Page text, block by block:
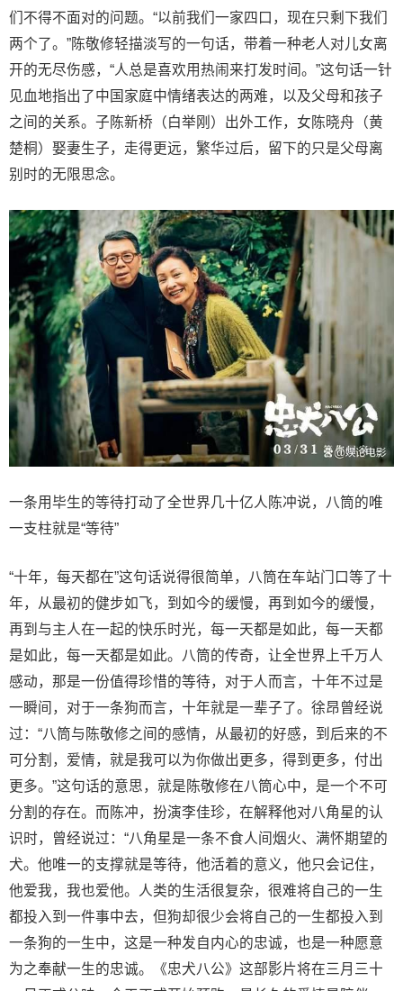
们不得不面对的问题。“以前我们一家四口，现在只剩下我们
两个了。”陈敬修轻描淡写的一句话，带着一种老人对儿女离
开的无尽伤感，“人总是喜欢用热闹来打发时间。”这句话一针
见血地指出了中国家庭中情绪表达的两难，以及父母和孩子
之间的关系。子陈新桥（白举刚）出外工作，女陈晓舟（黄
楚桐）娶妻生子，走得更远，繁华过后，留下的只是父母离
别时的无限思念。
一条用毕生的等待打动了全世界几十亿人陈冲说，八筒的唯
一支柱就是“等待”
“十年，每天都在”这句话说得很简单，八筒在车站门口等了十
年，从最初的健步如飞，到如今的缓慢，再到如今的缓慢，
再到与主人在一起的快乐时光，每一天都是如此，每一天都
是如此，每一天都是如此。八筒的传奇，让全世界上千万人
感动，那是一份值得珍惜的等待，对于人而言，十年不过是
一瞬间，对于一条狗而言，十年就是一辈子了。徐昂曾经说
过：“八筒与陈敬修之间的感情，从最初的好感，到后来的不
可分割，爱情，就是我可以为你做出更多，得到更多，付出
更多。”这句话的意思，就是陈敬修在八筒心中，是一个不可
分割的存在。而陈冲，扮演李佳珍，在解释他对八角星的认
识时，曾经说过：“八角星是一条不食人间烟火、满怀期望的
犬。他唯一的支撑就是等待，他活着的意义，他只会记住，
他爱我，我也爱他。人类的生活很复杂，很难将自己的一生
都投入到一件事中去，但狗却很少会将自己的一生都投入到
一条狗的一生中，这是一种发自内心的忠诚，也是一种愿意
为之奉献一生的忠诚。《忠犬八公》这部影片将在三月三十